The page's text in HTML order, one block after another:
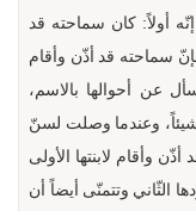
أولاً: كان سماحته قد
فإنّ سماحته قد أذّن وأقام
عن أحوالها بالاسم،
شيئاً، وعندما وصلت لسنّ
وأقام لابنتها الأولى
الثّاني وتتمنّى أيضاً أن